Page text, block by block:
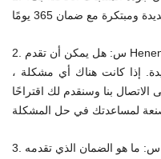
إذا كانت هناك أي مشكلة ،
الاتصال بنا وسنقدم لك اقتراحًا